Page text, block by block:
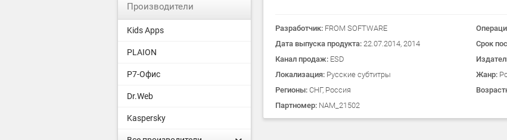
Разработчик: FROM SOFTWARE
Дата выпуска продукта: 22.07.2014, 2014 Срок
Канал продаж: ESD
Локализация: Русские субтитры Жанр:
Регионы: СНГ, Россия
Партномер: NAM_21502
Производители
Kids Apps
PLAION
Р7-Офис
Dr.Web
Kaspersky